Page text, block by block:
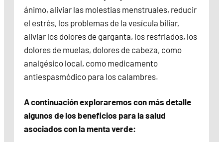
ánimo, aliviar las molestias menstruales, reducir
el estrés, los problemas de la vesícula biliar,
aliviar los dolores de garganta, los resfriados, los
dolores de muelas, dolores de cabeza, como
analgésico local, como medicamento
antiespasmódico para los calambres.
A continuación exploraremos con más detalle
algunos de los beneficios para la salud
asociados con la menta verde: